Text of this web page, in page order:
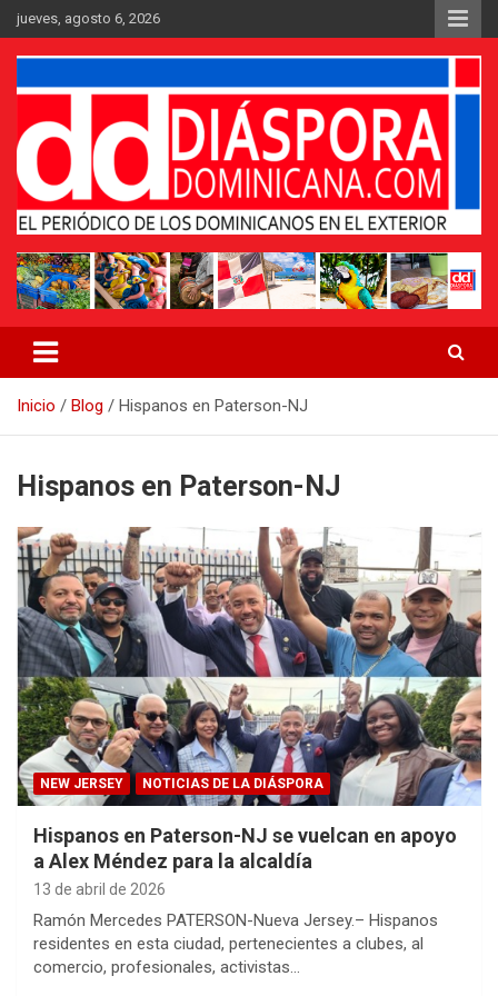
Saltar
al
contenido
jueves, agosto 6, 2026
Periódico Diáspora Dominicana
Inicio Blog Hispanos en Paterson-NJ
Hispanos en Paterson-NJ
NEW JERSEY NOTICIAS DE LA DIÁSPORA
Hispanos en Paterson-NJ se vuelcan en apoyo
a Alex Méndez para la alcaldía
13 de abril de 2026
Ramón Mercedes PATERSON-Nueva Jersey.– Hispanos
residentes en esta ciudad, pertenecientes a clubes, al
comercio, profesionales, activistas…